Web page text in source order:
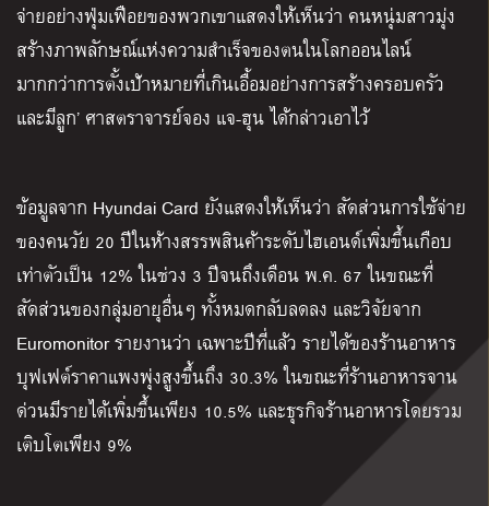
จ่ายอย่างฟุ่มเฟือยของพวกเขาแสดงให้เห็นว่า คนหนุ่มสาวมุ่ง
สร้างภาพลักษณ์แห่งความสำเร็จของตนในโลกออนไลน์
มากกว่าการตั้งเป้าหมายที่เกินเอื้อมอย่างการสร้างครอบครัว
และมีลูก’ ศาสตราจารย์จอง แจ-ฮุน ได้กล่าวเอาไว้
ข้อมูลจาก Hyundai Card ยังแสดงให้เห็นว่า สัดส่วนการใช้จ่าย
ของคนวัย 20 ปีในห้างสรรพสินค้าระดับไฮเอนด์เพิ่มขึ้นเกือบ
เท่าตัวเป็น 12% ในช่วง 3 ปีจนถึงเดือน พ.ค. 67 ในขณะที่
สัดส่วนของกลุ่มอายุอื่นๆ ทั้งหมดกลับลดลง และวิจัยจาก
Euromonitor รายงานว่า เฉพาะปีที่แล้ว รายได้ของร้านอาหาร
บุฟเฟต์ราคาแพงพุ่งสูงขึ้นถึง 30.3% ในขณะที่ร้านอาหารจาน
ด่วนมีรายได้เพิ่มขึ้นเพียง 10.5% และธุรกิจร้านอาหารโดยรวม
เติบโตเพียง 9%